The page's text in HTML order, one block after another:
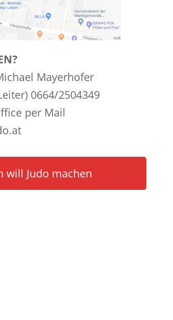
Mayerhofer
0664/2504349
per Mail
will Judo machen